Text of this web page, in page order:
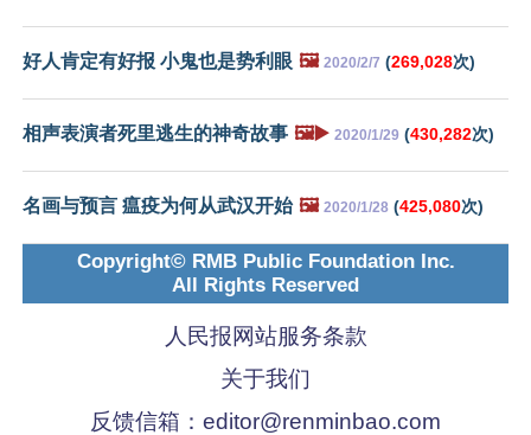
好人肯定有好报 小鬼也是势利眼 🖼️ 2020/2/7 (269,028次)
相声表演者死里逃生的神奇故事 🖼️▶️ 2020/1/29 (430,282次)
名画与预言 瘟疫为何从武汉开始 🖼️ 2020/1/28 (425,080次)
Copyright© RMB Public Foundation Inc.
All Rights Reserved
人民报网站服务条款
关于我们
反馈信箱： editor@renminbao.com